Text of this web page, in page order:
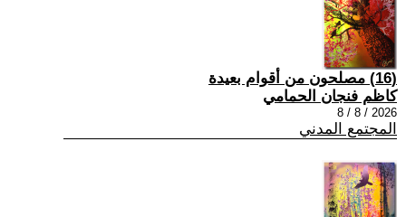
(16) مصلحون من أقوام بعيدة
كاظم فنجان الحمامي
2026 / 8 / 8
المجتمع المدني